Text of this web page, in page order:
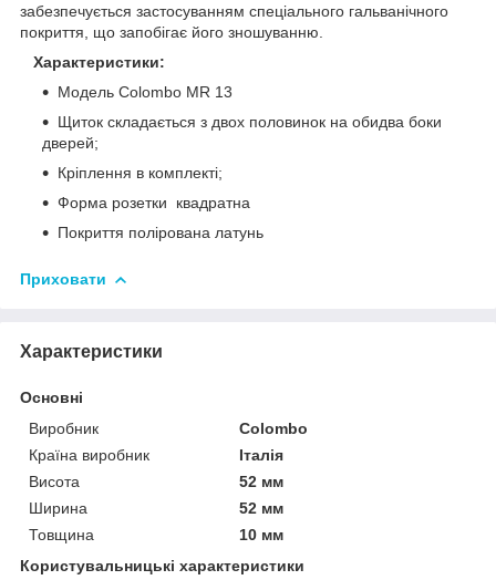
забезпечується застосуванням спеціального гальванічного
покриття, що запобігає його зношуванню.
Характеристики:
Модель Colombo MR 13
Щиток складається з двох половинок на обидва боки
дверей;
Кріплення в комплекті;
Форма розетки квадратна
Покриття полірована латунь
Приховати
Характеристики
Основні
Виробник
Colombo
Країна виробник
Італія
Висота
52 мм
Ширина
52 мм
Товщина
10 мм
Користувальницькі характеристики